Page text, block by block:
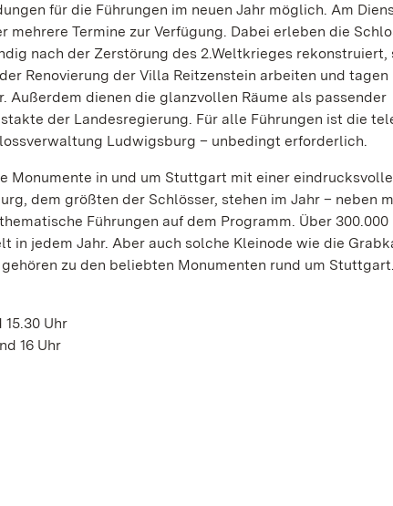
für die Führungen im neuen Jahr möglich. Am
mehrere Termine zur Verfügung. Dabei erleben die
nach der Zerstörung des 2.Weltkrieges rekonstruiert,
Renovierung der Villa Reitzenstein arbeiten und tagen
dienen die glanzvollen Räume als passender
der Landesregierung. Für alle Führungen ist die
Ludwigsburg – unbedingt erforderlich.
Monumente in und um Stuttgart mit einer
dem größten der Schlösser, stehen im Jahr – neben
Führungen auf dem Programm. Über 300.000
in jedem Jahr. Aber auch solche Kleinode wie die
zu den beliebten Monumenten rund um Stuttgart.
15.30 Uhr
16 Uhr